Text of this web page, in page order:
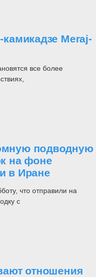
Meraj-
все более
подводную
на фоне
в Иране
что отправили на
с
отношения